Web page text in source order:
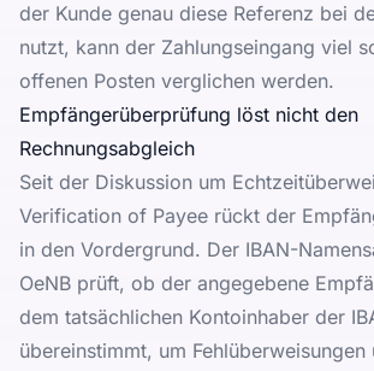
der Kunde genau diese Referenz bei
nutzt, kann der Zahlungseingang viel
offenen Posten verglichen werden.
Empfängerüberprüfung löst nicht den
Rechnungsabgleich
Seit der Diskussion um
Verification of Payee rückt der
in den Vordergrund. Der IBAN-
OeNB prüft, ob der angegebene
dem tatsächlichen Kontoinhaber der
übereinstimmt, um